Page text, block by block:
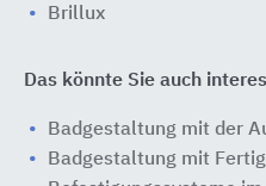
Brillux
Das könnte Sie auch
Badgestaltung mit der
Badgestaltung mit